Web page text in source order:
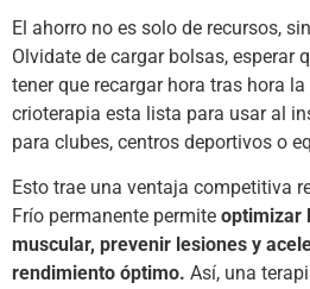
El ahorro no es solo de recursos,
Olvidate de cargar bolsas, esperar
tener que recargar hora tras hora
crioterapia esta lista para usar al
para clubes, centros deportivos o
Esto trae una ventaja competitiva
Frío permanente permite optimizar
muscular, prevenir lesiones y
rendimiento óptimo. Así, una